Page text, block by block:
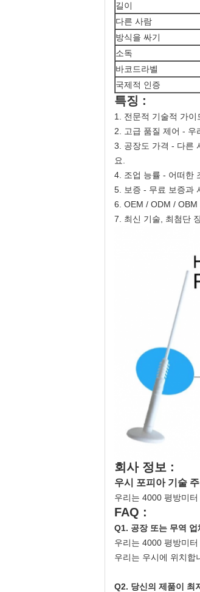
길이
다른 사람
방식을 싸기
소독
바코드라벨
국제적 인증
특징 :
1. 전문적 기술적 가
2. 고급 품질 제어 - 우
3. 공장도 가격 - 다른
요.
4. 조업 능률 - 어떠한
5. 보증 - 무료 보증과
6. OEM / ODM / OBM
7. 최신 기술, 최첨단
회사 정보 :
우시 포피아 기술
우리는 4000 평방미
FAQ :
Q1. 공장 또는 무역 업
우리는 4000 평방미
우리는 우시에 위치합
Q2. 당신의 제품이 최